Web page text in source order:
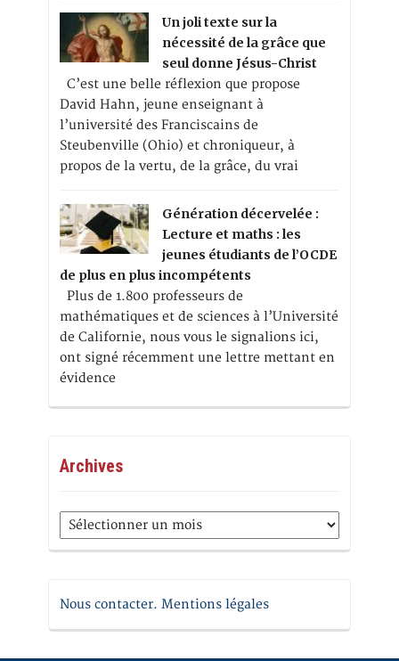
Un joli texte sur la
nécessité de la grâce que
seul donne Jésus-Christ
C’est une belle réflexion que propose
David Hahn, jeune enseignant à
l’université des Franciscains de
Steubenville (Ohio) et chroniqueur, à
propos de la vertu, de la grâce, du vrai
Génération décervelée :
Lecture et maths : les
jeunes étudiants de l’OCDE
de plus en plus incompétents
Plus de 1.800 professeurs de
mathématiques et de sciences à l’Université
de Californie, nous vous le signalions ici,
ont signé récemment une lettre mettant en
évidence
Archives
Archives
Nous contacter. Mentions légales